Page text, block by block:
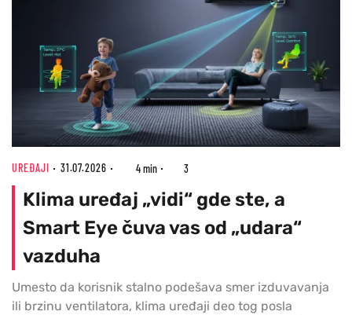
UREĐAJI 31.07.2026 4 min 3
Klima uređaj „vidi“ gde ste, a
Smart Eye čuva vas od „udara“
vazduha
Umesto da korisnik stalno podešava smer izduvavanja
ili brzinu ventilatora, klima uređaji deo tog posla